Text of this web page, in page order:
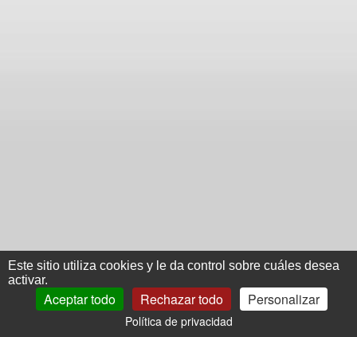
Este sitio utiliza cookies y le da control sobre cuáles desea
activar.
Aceptar todo Rechazar todo Personalizar
Política de privacidad